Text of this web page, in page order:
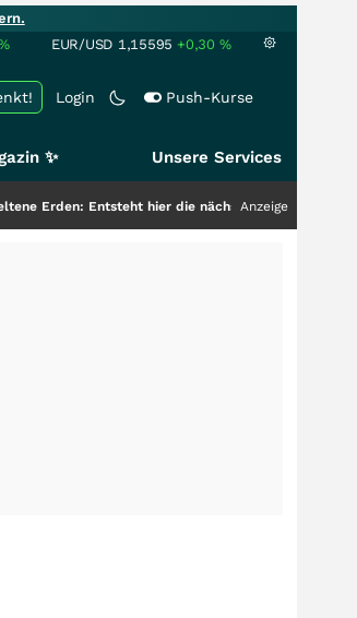
EUR/USD 1,15595 +0,30 %
Login Push-Kurse
✨ Unsere Services
Entsteht hier die nächste Milliardenstory?+++
Anzeige